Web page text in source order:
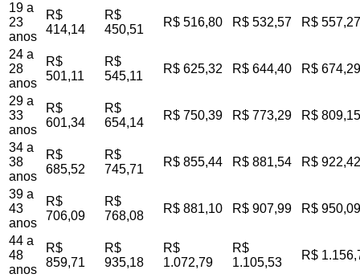
19 a
23
anos
R$
414,14
R$
450,51
R$ 516,80 R$ 532,57 R$ 557,27
24 a
28
anos
R$
501,11
R$
545,11
R$ 625,32 R$ 644,40 R$ 674,29
29 a
33
anos
R$
601,34
R$
654,14
R$ 750,39 R$ 773,29 R$ 809,15
34 a
38
anos
R$
685,52
R$
745,71
R$ 855,44 R$ 881,54 R$ 922,42
39 a
43
anos
R$
706,09
R$
768,08
R$ 881,10 R$ 907,99 R$ 950,09
44 a
48
anos
R$
859,71
R$
935,18
R$
1.072,79
R$
1.105,53
R$